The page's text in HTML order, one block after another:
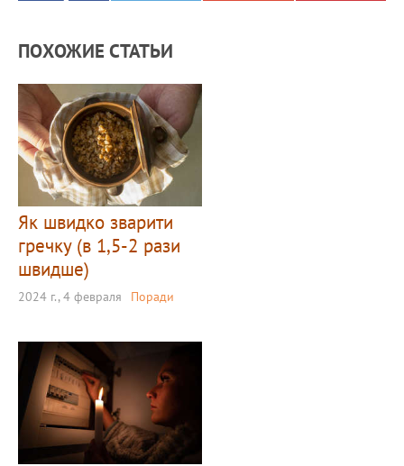
ПОХОЖИЕ СТАТЬИ
Як швидко зварити
гречку (в 1,5-2 рази
швидше)
2024 г., 4 февраля Поради